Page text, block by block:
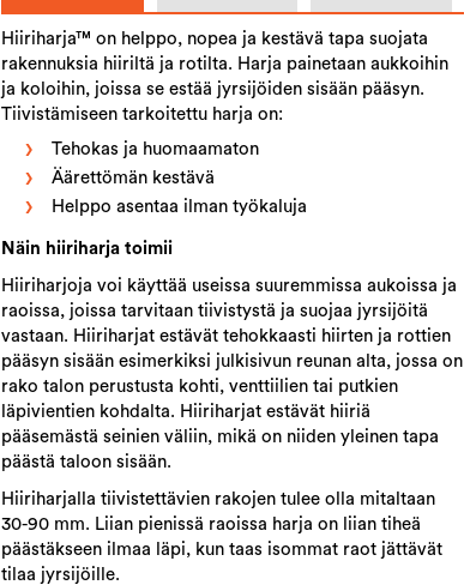
Hiiriharja™ on helppo, nopea ja kestävä tapa suojata
rakennuksia hiiriltä ja rotilta. Harja painetaan aukkoihin
ja koloihin, joissa se estää jyrsijöiden sisään pääsyn.
Tiivistämiseen tarkoitettu harja on:
Tehokas ja huomaamaton
Äärettömän kestävä
Helppo asentaa ilman työkaluja
Näin hiiriharja toimii
Hiiriharjoja voi käyttää useissa suuremmissa aukoissa ja
raoissa, joissa tarvitaan tiivistystä ja suojaa jyrsijöitä
vastaan. Hiiriharjat estävät tehokkaasti hiirten ja rottien
pääsyn sisään esimerkiksi julkisivun reunan alta, jossa on
rako talon perustusta kohti, venttiilien tai putkien
läpivientien kohdalta. Hiiriharjat estävät hiiriä
pääsemästä seinien väliin, mikä on niiden yleinen tapa
päästä taloon sisään.
Hiiriharjalla tiivistettävien rakojen tulee olla mitaltaan
30-90 mm. Liian pienissä raoissa harja on liian tiheä
päästäkseen ilmaa läpi, kun taas isommat raot jättävät
tilaa jyrsijöille.